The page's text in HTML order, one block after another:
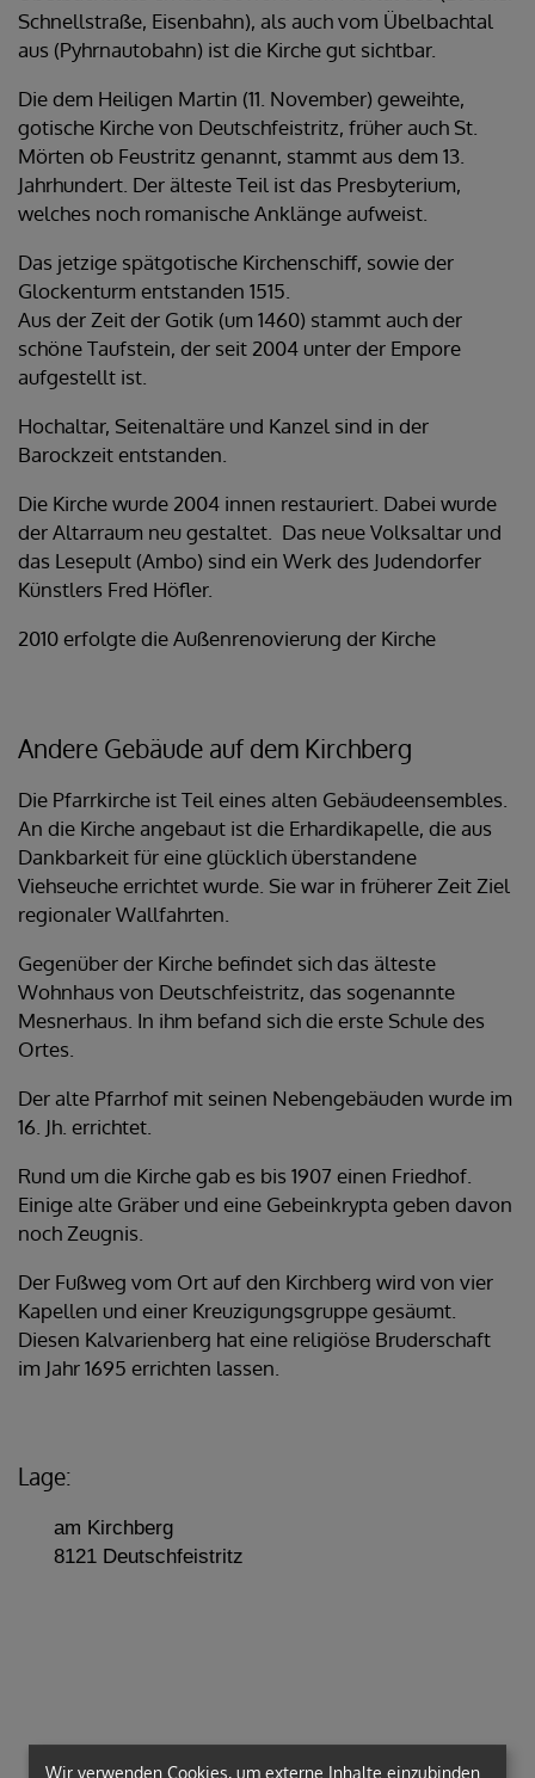
Schnellstraße, Eisenbahn), als auch vom Übelbachtal
aus (Pyhrnautobahn) ist die Kirche gut sichtbar.
Die dem Heiligen Martin (11. November) geweihte,
gotische Kirche von Deutschfeistritz, früher auch St.
Mörten ob Feustritz genannt, stammt aus dem 13.
Jahrhundert. Der älteste Teil ist das Presbyterium,
welches noch romanische Anklänge aufweist.
Das jetzige spätgotische Kirchenschiff, sowie der
Glockenturm entstanden 1515.
Aus der Zeit der Gotik (um 1460) stammt auch der
schöne Taufstein, der seit 2004 unter der Empore
aufgestellt ist.
Hochaltar, Seitenaltäre und Kanzel sind in der
Barockzeit entstanden.
Die Kirche wurde 2004 innen restauriert. Dabei wurde
der Altarraum neu gestaltet. Das neue Volksaltar und
das Lesepult (Ambo) sind ein Werk des Judendorfer
Künstlers Fred Höfler.
2010 erfolgte die Außenrenovierung der Kirche
Andere Gebäude auf dem Kirchberg
Die Pfarrkirche ist Teil eines alten Gebäudeensembles.
An die Kirche angebaut ist die Erhardikapelle, die aus
Dankbarkeit für eine glücklich überstandene
Viehseuche errichtet wurde. Sie war in früherer Zeit Ziel
regionaler Wallfahrten.
Gegenüber der Kirche befindet sich das älteste
Wohnhaus von Deutschfeistritz, das sogenannte
Mesnerhaus. In ihm befand sich die erste Schule des
Ortes.
Der alte Pfarrhof mit seinen Nebengebäuden wurde im
16. Jh. errichtet.
Rund um die Kirche gab es bis 1907 einen Friedhof.
Einige alte Gräber und eine Gebeinkrypta geben davon
noch Zeugnis.
Der Fußweg vom Ort auf den Kirchberg wird von vier
Kapellen und einer Kreuzigungsgruppe gesäumt.
Diesen Kalvarienberg hat eine religiöse Bruderschaft
im Jahr 1695 errichten lassen.
Lage:
am Kirchberg
8121 Deutschfeistritz
Wir verwenden Cookies, um externe Inhalte einzubinden